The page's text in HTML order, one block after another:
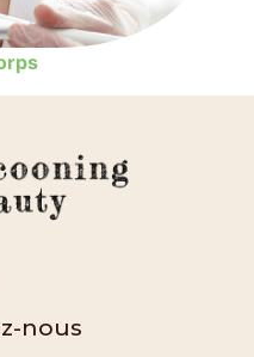
nous